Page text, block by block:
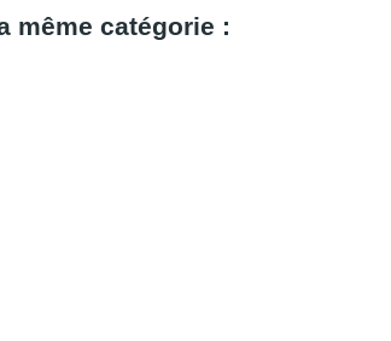
même catégorie :